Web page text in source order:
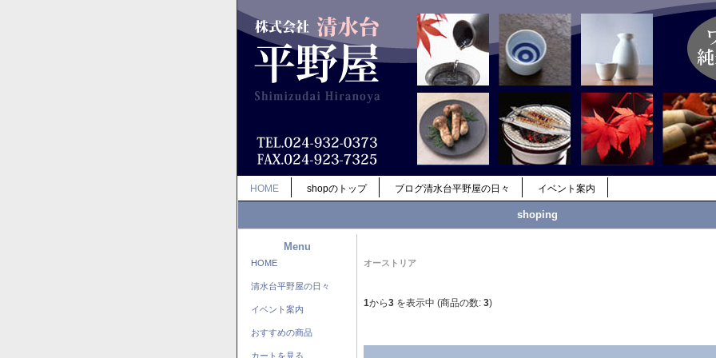
HOME shopのトップ ブログ清水台平野屋の日々 イベント案内
shoping
Menu
HOME
清水台平野屋の日々
イベント案内
おすすめの商品
カートを見る
オーストリア
1から3 を表示中 (商品の数: 3)